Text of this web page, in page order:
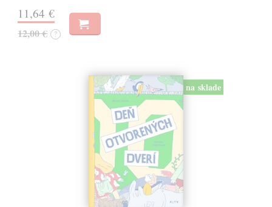
11,64 €
12,00 € ?
na sklade